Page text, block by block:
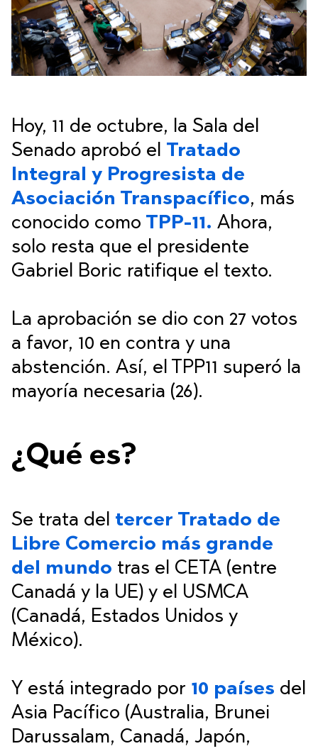
Hoy, 11 de octubre, la Sala del
Senado aprobó el Tratado
Integral y Progresista de
Asociación Transpacífico, más
conocido como TPP-11. Ahora,
solo resta que el presidente
Gabriel Boric ratifique el texto.
La aprobación se dio con 27 votos
a favor, 10 en contra y una
abstención. Así, el TPP11 superó la
mayoría necesaria (26).
¿Qué es?
Se trata del tercer Tratado de
Libre Comercio más grande
del mundo tras el CETA (entre
Canadá y la UE) y el USMCA
(Canadá, Estados Unidos y
México).
Y está integrado por 10 países del
Asia Pacífico (Australia, Brunei
Darussalam, Canadá, Japón,